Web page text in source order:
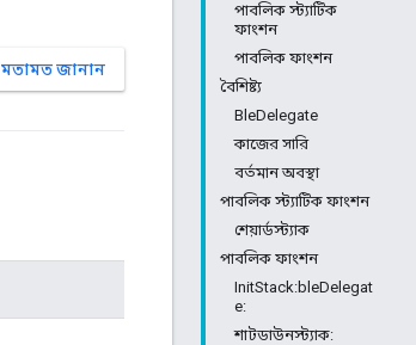
পাবলিক স্ট্যাটিক
ফাংশন
পাবলিক ফাংশন
বৈশিষ্ট্য
BleDelegate
কাজের সারি
বর্তমান অবস্থা
পাবলিক স্ট্যাটিক ফাংশন
শেয়ার্ডস্ট্যাক
পাবলিক ফাংশন
InitStack:bleDelegat
e:
শাটডাউনস্ট্যাক:
মতামত জানান